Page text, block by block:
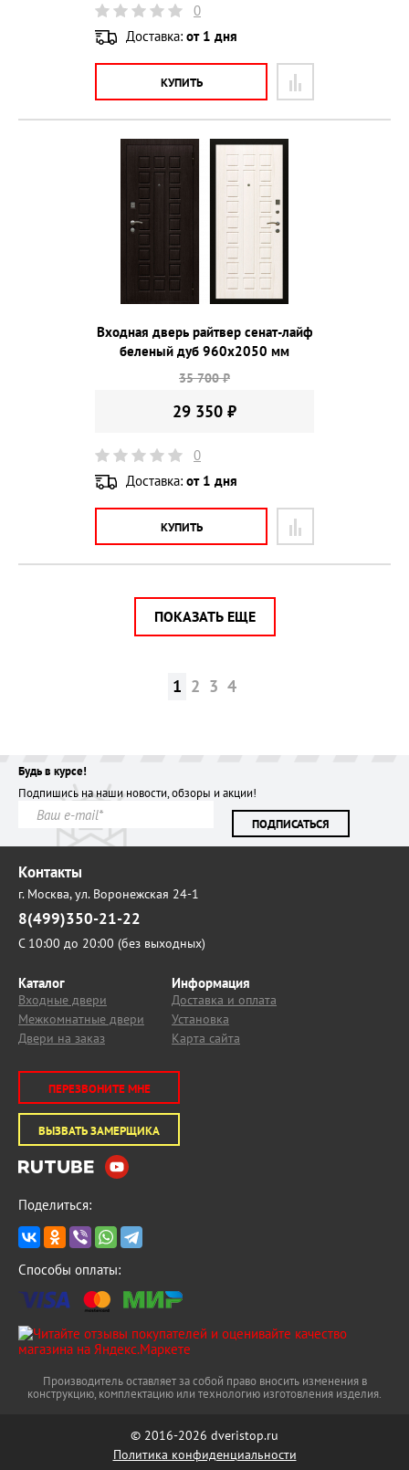
0
Доставка: от 1 дня
КУПИТЬ
Входная дверь райтвер сенат-лайф
беленый дуб 960х2050 мм
35 700 ₽
29 350 ₽
0
Доставка: от 1 дня
КУПИТЬ
ПОКАЗАТЬ ЕЩЕ
1 2 3 4
Будь в курсе!
Подпишись на наши новости, обзоры и акции!
ПОДПИСАТЬСЯ
Контакты
г. Москва,ул. Воронежская 24-1
8(499)350-21-22
С 10:00 до 20:00 (без выходных)
Каталог
Входные двери
Межкомнатные двери
Двери на заказ
Информация
Доставка и оплата
Установка
Карта сайта
ПЕРЕЗВОНИТЕ МНЕ
ВЫЗВАТЬ ЗАМЕРЩИКА
Поделиться:
Способы оплаты:
Производитель оставляет за собой право вносить изменения в
конструкцию, комплектацию или технологию изготовления изделия.
© 2016-2026 dveristop.ru
Политика конфиденциальности